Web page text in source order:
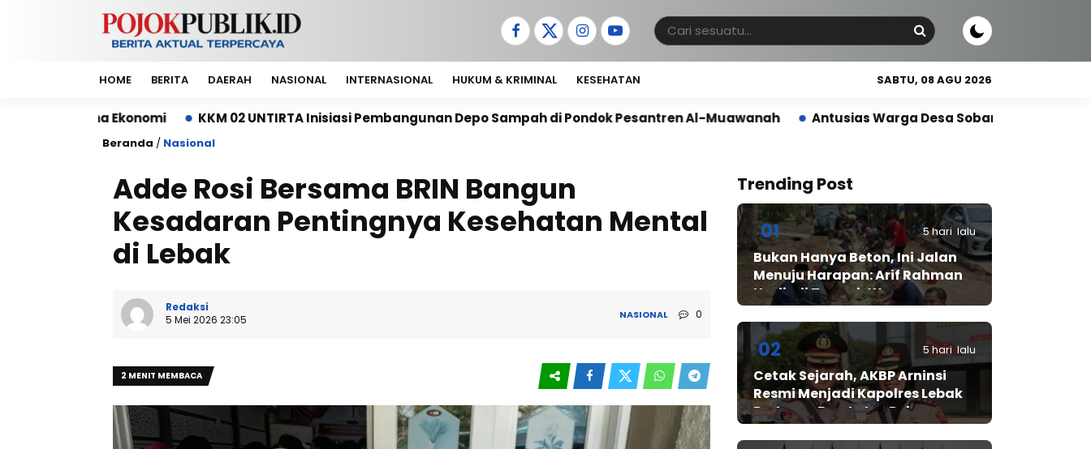
HOME BERITA DAERAH NASIONAL INTERNASIONAL HUKUM & KRIMINAL KESEHATAN SABTU, 08 AGU 2026
KKM 02 UNTIRTA Inisiasi Pembangunan Depo Sampah di Pondok Pesantren Al-Muawanah Antusias Warga Desa Sobang Gelar Jumsih,Sambut HUT
Beranda / Nasional
Adde Rosi Bersama BRIN Bangun
Kesadaran Pentingnya Kesehatan Mental
di Lebak
Redaksi
5 Mei 2026 23:05
NASIONAL 0
2 MENIT MEMBACA
Trending Post
01 5 hari lalu
Bukan Hanya Beton, Ini Jalan
Menuju Harapan: Arif Rahman
Hadir di Tengah Warga
Cibadak
02 5 hari lalu
Cetak Sejarah, AKBP Arninsi
Resmi Menjadi Kapolres Lebak
Pertama Berstatus Polwan